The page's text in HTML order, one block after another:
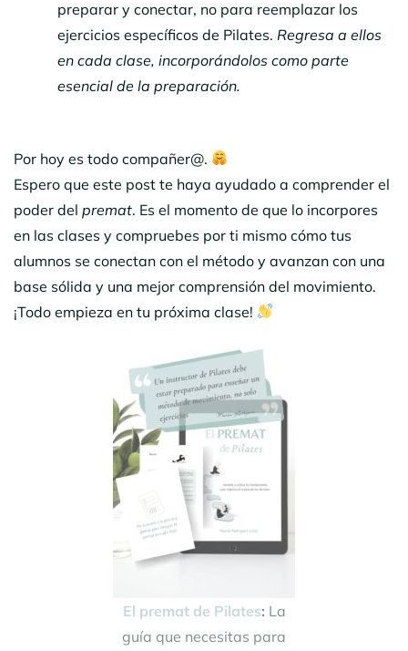
preparar y conectar, no para reemplazar los
ejercicios específicos de Pilates. Regresa a ellos
en cada clase, incorporándolos como parte
esencial de la preparación.
Por hoy es todo compañer@.
Espero que este post te haya ayudado a comprender el
poder del premat. Es el momento de que lo incorpores
en las clases y compruebes por ti mismo cómo tus
alumnos se conectan con el método y avanzan con una
base sólida y una mejor comprensión del movimiento.
¡Todo empieza en tu próxima clase!
El premat de Pilates: La
guía que necesitas para